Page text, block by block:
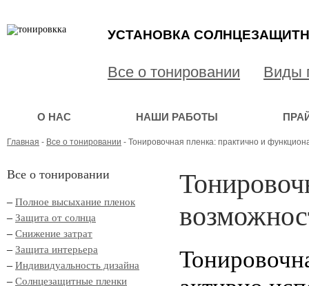
УСТАНОВКА
Все о тонировании Виды
О НАС НАШИ РАБОТЫ
Главная - Все о тонировании - Тонировочная пленка: практично и
Все о тонировании
– Полное высыхание пленок
– Защита от солнца
– Снижение затрат
– Защита интерьера
– Индивидуальность дизайна
– Солнцезащитные пленки